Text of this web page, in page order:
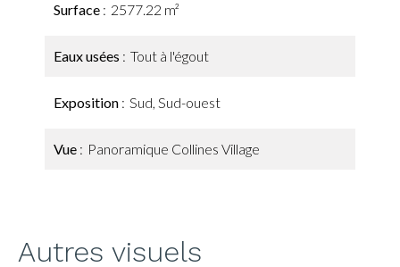
Surface 2577.22 m²
Eaux usées Tout à l'égout
Exposition Sud, Sud-ouest
Vue Panoramique Collines Village
Autres visuels